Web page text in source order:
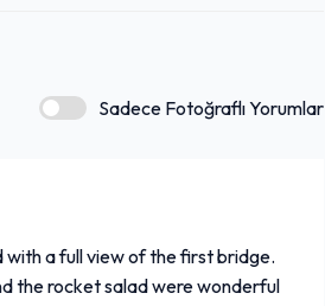
Sadece Fotoğraflı Yorumlar
a full view of the first bridge.
the rocket salad were wonderful